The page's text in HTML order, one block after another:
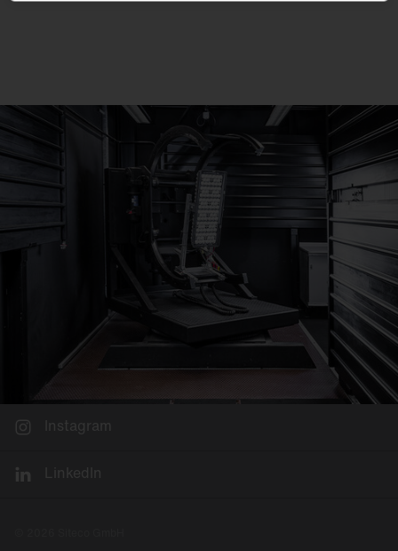
Instagram
LinkedIn